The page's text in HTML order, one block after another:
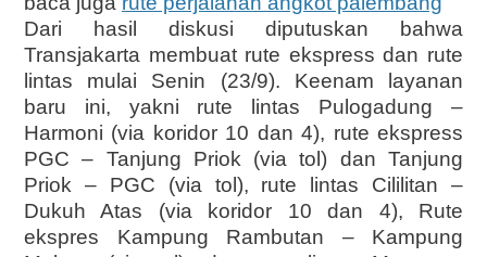
Dari hasil diskusi diputuskan bahwa
Transjakarta membuat rute ekspress dan rute
lintas mulai Senin (23/9). Keenam layanan
baru ini, yakni rute lintas Pulogadung –
Harmoni (via koridor 10 dan 4), rute ekspress
PGC – Tanjung Priok (via tol) dan Tanjung
Priok – PGC (via tol), rute lintas Cililitan –
Dukuh Atas (via koridor 10 dan 4), Rute
ekspres Kampung Rambutan – Kampung